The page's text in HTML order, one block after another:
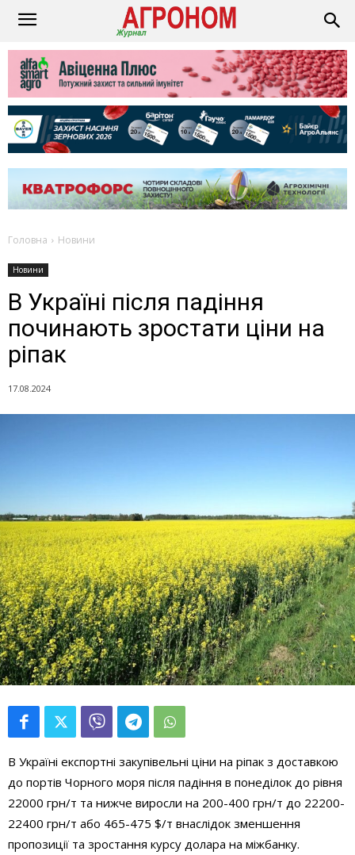
Головна Новини
Новини
В Україні після падіння
починають зростати ціни на
ріпак
17.08.2024
В Україні експортні закупівельні ціни на ріпак з доставкою
до портів Чорного моря після падіння в понеділок до рівня
22000 грн/т та нижче виросли на 200-400 грн/т до 22200-
22400 грн/т або 465-475 $/т внаслідок зменшення
пропозиції та зростання курсу долара на міжбанку.